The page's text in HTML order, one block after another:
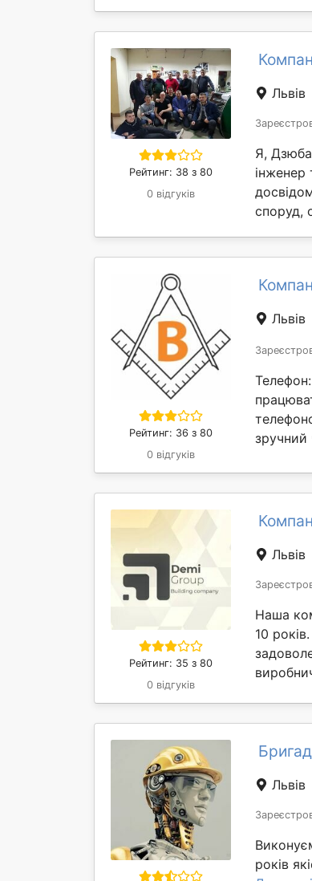
Рейтинг: 38 з 80
0 відгуків
Львів
Я, Дзюба
інженер
споруд,
Рейтинг: 36 з 80
0 відгуків
Львів
зручний
Рейтинг: 35 з 80
0 відгуків
Львів
Наша
10
Львів
років